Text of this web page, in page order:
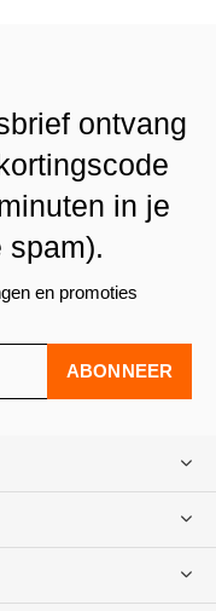
ontvang
in je
spam).
en promoties
ABONNEER